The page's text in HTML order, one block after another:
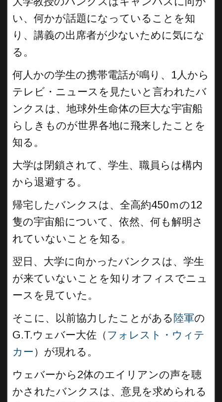
い、何かが話題になっていることを知
り、講義の出席者が少ないために気にな
る。
何人かの学生の携帯電話が鳴り、1人から
テレビ・ニュースを見たいと言われたバ
ンクスは、地球外生命体の巨大な宇宙船
らしきものが世界各地に飛来したことを
知る。
大学は閉鎖されて、学生、職員らは構内
から退避する。
帰宅したバンクスは、全高約450ｍの12
隻の宇宙船について、依然、何も解明さ
れていないことを知る。
翌日、大学に向かったバンクスは、学生
が来ていないことを知りオフィスでニュ
ースを見ていた。
そこに、以前協力したことがある 陸軍の
G.T.ウェバー大佐（ フォレスト・ウィテ
カー）が現れる。
ウェバーから2体のエイリアンの声を聴
かされたバンクスは、意見を求められる